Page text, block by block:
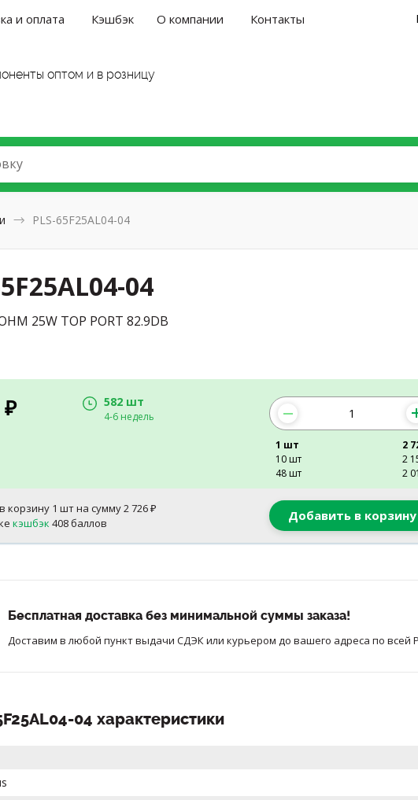
и оплата Кэшбэк О компании Контакты
оптом и в розницу
PLS-65F25AL04-04
04
25W TOP PORT 82.9DB
₽ 582 шт
4-6 недель
1 шт
2
10 шт
2
48 шт
2
корзину 1 шт на сумму2 726 ₽
кэшбэк 408 баллов Добавить в корзину
Бесплатная доставка без минимальной суммы заказа!
Доставим в любой пункт выдачи СДЭК или курьером до вашего адреса по всей
04 характеристики